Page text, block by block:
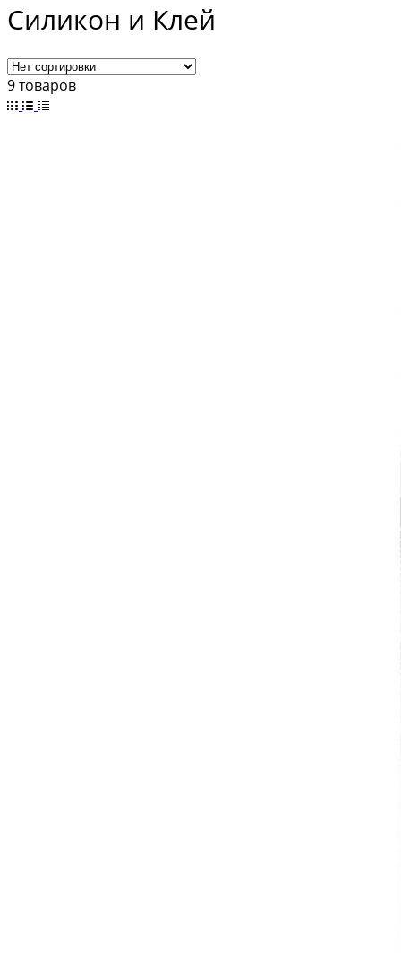
Силикон и Клей
9 товаров